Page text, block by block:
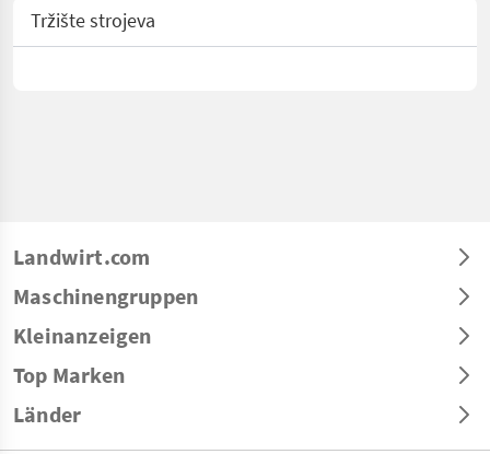
Tržište strojeva
Landwirt.com
Maschinengruppen
Kleinanzeigen
Top Marken
Länder